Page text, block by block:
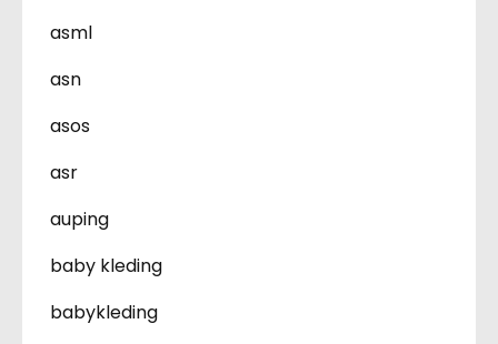
asml
asn
asos
asr
auping
baby kleding
babykleding